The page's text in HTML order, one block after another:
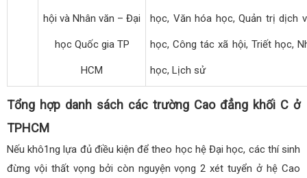
hội và Nhân văn – Đại
học Quốc gia TP
HCM
học, Văn hóa học, Quản trị dịch
học, Công tác xã hội, Triết học,
học, Lịch sử
Tổng hợp danh sách các trường Cao đẳng khối C ở
TPHCM
Nếu khô1ng lựa đủ điều kiện để theo học hệ Đại học, các thí sinh
đừng vội thất vọng bởi còn nguyện vọng 2 xét tuyển ở hệ Cao